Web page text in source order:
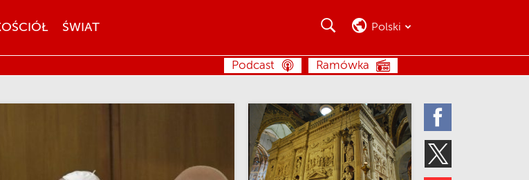
ŚWIAT
Twitter
SZUKAJ Polski
Ramówka
Podcast